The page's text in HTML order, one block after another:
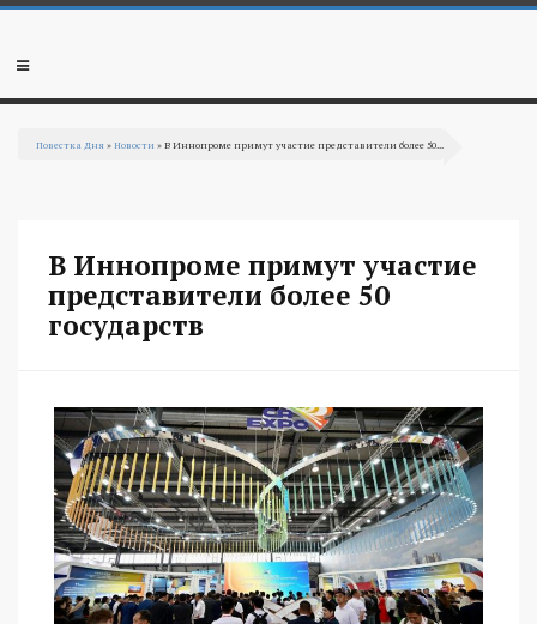
Перейти к основному содержанию
Мобильное
Повестка Дня »Новости » В Иннопроме примут участие представители более 50...
В Иннопроме примут участие
представители более 50
государств